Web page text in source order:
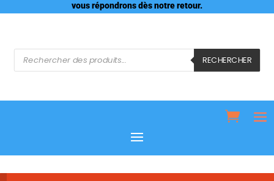
vous répondrons dès notre retour.
Recherche
de
produits
RECHERCHER